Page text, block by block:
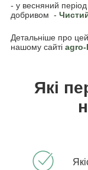
- у весняний
добривом -
Детальніше про
нашому сайті
Які